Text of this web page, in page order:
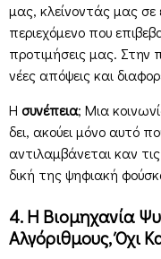
μας, κλείνοντάς μας σε
περιεχόμενο που
προτιμήσεις μας.
νέες απόψεις και
Η συνέπεια; Μια
δει, ακούει μόνο αυτό
αντιλαμβάνεται καν
δική της ψηφιακή
4. Η Βιομηχανία
Αλγόριθμους, Όχι